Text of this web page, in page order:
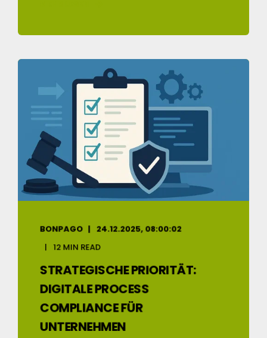
BONPAGO
24.12.2025, 08:00:02
12 MIN READ
STRATEGISCHE PRIORITÄT:
DIGITALE PROCESS
COMPLIANCE FÜR
UNTERNEHMEN